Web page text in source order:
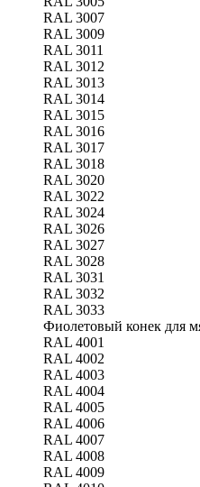
RAL 3007
RAL 3009
RAL 3011
RAL 3012
RAL 3013
RAL 3014
RAL 3015
RAL 3016
RAL 3017
RAL 3018
RAL 3020
RAL 3022
RAL 3024
RAL 3026
RAL 3027
RAL 3028
RAL 3031
RAL 3032
RAL 3033
Фиолетовый конек для
RAL 4001
RAL 4002
RAL 4003
RAL 4004
RAL 4005
RAL 4006
RAL 4007
RAL 4008
RAL 4009